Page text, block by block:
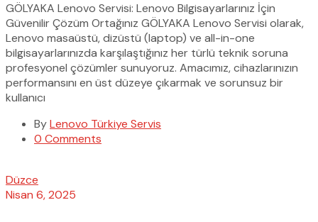
GÖLYAKA Lenovo Servisi: Lenovo Bilgisayarlarınız İçin
Güvenilir Çözüm Ortağınız GÖLYAKA Lenovo Servisi olarak,
Lenovo masaüstü, dizüstü (laptop) ve all-in-one
bilgisayarlarınızda karşılaştığınız her türlü teknik soruna
profesyonel çözümler sunuyoruz. Amacımız, cihazlarınızın
performansını en üst düzeye çıkarmak ve sorunsuz bir
kullanıcı
ByLenovo Türkiye Servis
0 Comments
Düzce
Nisan 6, 2025